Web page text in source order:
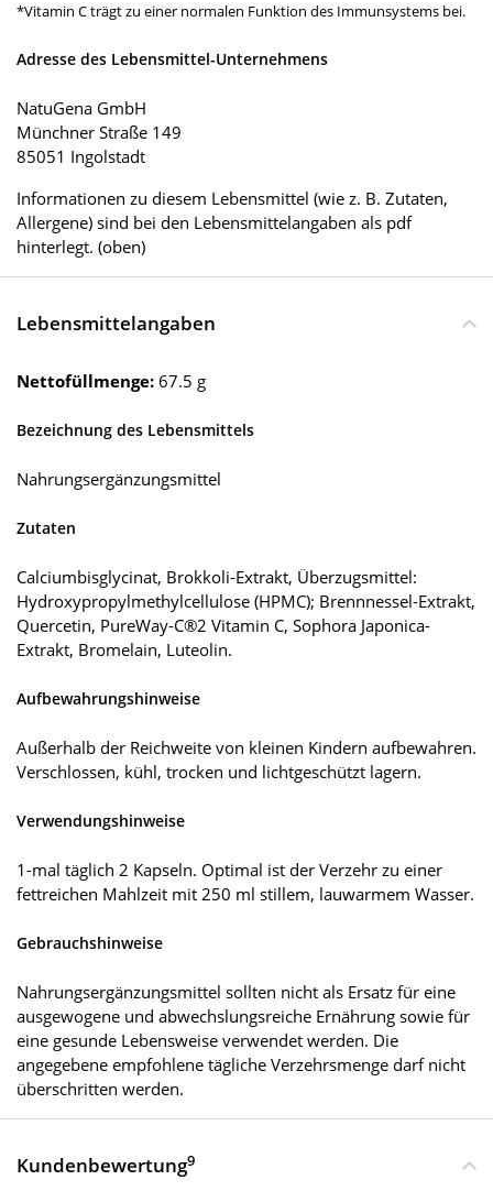
*Vitamin C trägt zu einer normalen Funktion des Immunsystems bei.
Adresse des Lebensmittel-Unternehmens
NatuGena GmbH
Münchner Straße 149
85051 Ingolstadt
Informationen zu diesem Lebensmittel (wie z. B. Zutaten,
Allergene) sind bei den Lebensmittelangaben als pdf
hinterlegt. (oben)
Lebensmittelangaben
Nettofüllmenge: 67.5 g
Bezeichnung des Lebensmittels
Nahrungsergänzungsmittel
Zutaten
Calciumbisglycinat, Brokkoli-Extrakt, Überzugsmittel:
Hydroxypropylmethylcellulose (HPMC); Brennnessel-Extrakt,
Quercetin, PureWay-C®2 Vitamin C, Sophora Japonica-
Extrakt, Bromelain, Luteolin.
Aufbewahrungshinweise
Außerhalb der Reichweite von kleinen Kindern aufbewahren.
Verschlossen, kühl, trocken und lichtgeschützt lagern.
Verwendungshinweise
1-mal täglich 2 Kapseln. Optimal ist der Verzehr zu einer
fettreichen Mahlzeit mit 250 ml stillem, lauwarmem Wasser.
Gebrauchshinweise
Nahrungsergänzungsmittel sollten nicht als Ersatz für eine
ausgewogene und abwechslungsreiche Ernährung sowie für
eine gesunde Lebensweise verwendet werden. Die
angegebene empfohlene tägliche Verzehrsmenge darf nicht
überschritten werden.
Kundenbewertung9